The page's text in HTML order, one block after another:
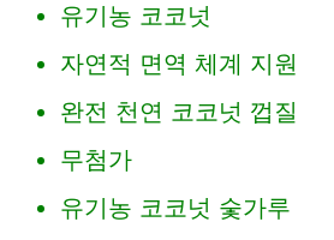
유기농 코코넛
자연적 면역 체계 지원
완전 천연 코코넛 껍질
무첨가
유기농 코코넛 숯가루